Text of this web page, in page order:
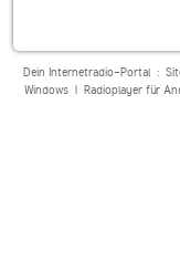
Dein Internetradio-Portal :
Windows| Radioplayer für